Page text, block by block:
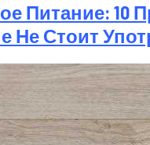
Питание: 10
Не Стоит